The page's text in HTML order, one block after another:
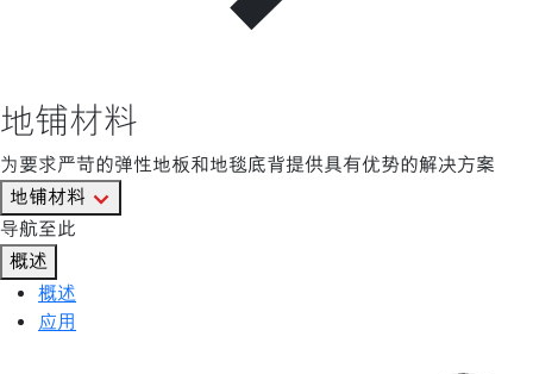
地铺材料
为要求严苛的弹性地板和地毯底背提供具有优势的解决方案
地铺材料
导航至此
概述
概述
应用